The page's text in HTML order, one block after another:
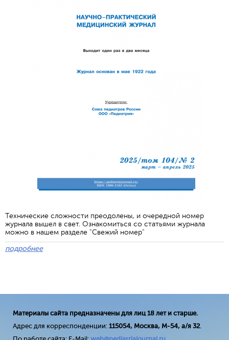
Технические сложности преодолены, и очередной номер
журнала вышел в свет. Ознакомиться со статьями журнала
можно в нашем разделе "Свежий номер"
подробнее
Материалы сайта предназначены для лиц 18 лет и старше.
Адрес для корреспонденции: 115054, Москва, М-54, а/я 32.